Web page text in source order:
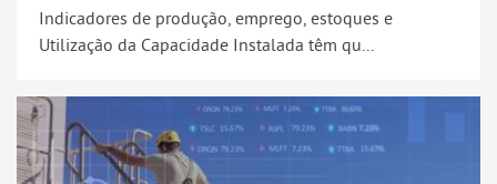
Indicadores de produção, emprego, estoques e
Utilização da Capacidade Instalada têm qu...